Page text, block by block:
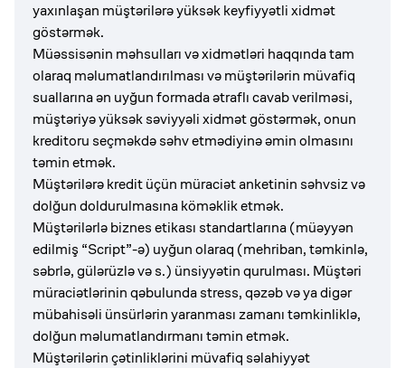
yaxınlaşan müştərilərə yüksək keyfiyyətli xidmət
göstərmək.
Müəssisənin məhsulları və xidmətləri haqqında tam
olaraq məlumatlandırılması və müştərilərin müvafiq
suallarına ən uyğun formada ətraflı cavab verilməsi,
müştəriyə yüksək səviyyəli xidmət göstərmək, onun
kreditoru seçməkdə səhv etmədiyinə əmin olmasını
təmin etmək.
Müştərilərə kredit üçün müraciət anketinin səhvsiz və
dolğun doldurulmasına köməklik etmək.
Müştərilərlə biznes etikası standartlarına (müəyyən
edilmiş “Script”-ə) uyğun olaraq (mehriban, təmkinlə,
səbrlə, gülərüzlə və s.) ünsiyyətin qurulması. Müştəri
müraciətlərinin qəbulunda stress, qəzəb və ya digər
mübahisəli ünsürlərin yaranması zamanı təmkinliklə,
dolğun məlumatlandırmanı təmin etmək.
Müştərilərin çətinliklərini müvafiq səlahiyyət